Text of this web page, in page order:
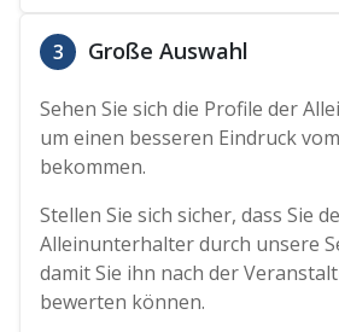
3 Große Auswahl
Sehen Sie sich die Profile der
um einen besseren Eindruck
bekommen.
Stellen Sie sich sicher, dass Sie
Alleinunterhalter durch unsere
damit Sie ihn nach der
bewerten können.